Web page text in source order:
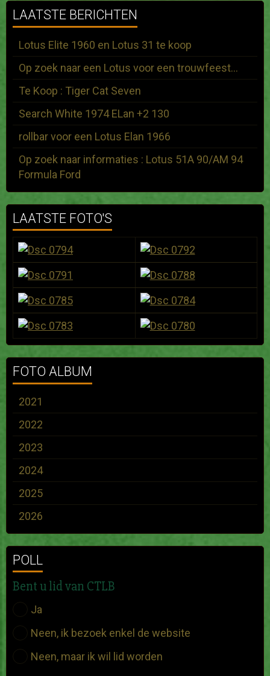
LAATSTE BERICHTEN
Lotus Elite 1960 en Lotus 31 te koop
Op zoek naar een Lotus voor een trouwfeest...
Te Koop : Tiger Cat Seven
Search White 1974 ELan +2 130
rollbar voor een Lotus Elan 1966
Op zoek naar informaties : Lotus 51A 90/AM 94
Formula Ford
LAATSTE FOTO'S
FOTO ALBUM
2021
2022
2023
2024
2025
2026
POLL
Bent u lid van CTLB
Ja
Neen, ik bezoek enkel de website
Neen, maar ik wil lid worden